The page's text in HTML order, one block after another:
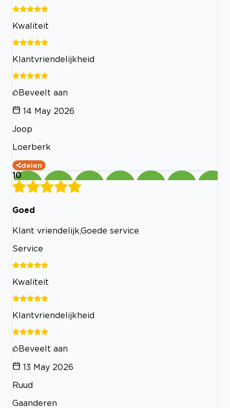
Kwaliteit
Klantvriendelijkheid
Beveelt aan
14 May 2026
Joop
Loerberk
delen
10
Goed
Klant vriendelijk,Goede service
Service
Kwaliteit
Klantvriendelijkheid
Beveelt aan
13 May 2026
Ruud
Gaanderen